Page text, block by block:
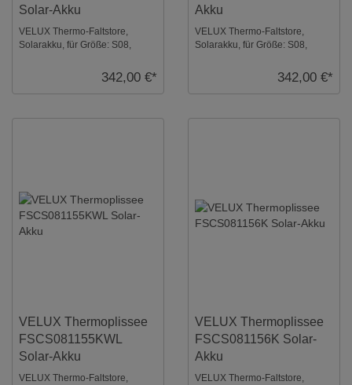
Solar-Akku
VELUX Thermo-Faltstore,
Solarakku, für Größe: S08,
342,00 €*
Akku
VELUX Thermo-Faltstore,
Solarakku, für Größe: S08,
homecontrol komp ...342,00 €*
VELUX Thermoplissee
FSCS081155KWL
Solar-Akku
VELUX Thermo-Faltstore,
VELUX Thermoplissee
FSCS081156K Solar-
Akku
VELUX Thermo-Faltstore,